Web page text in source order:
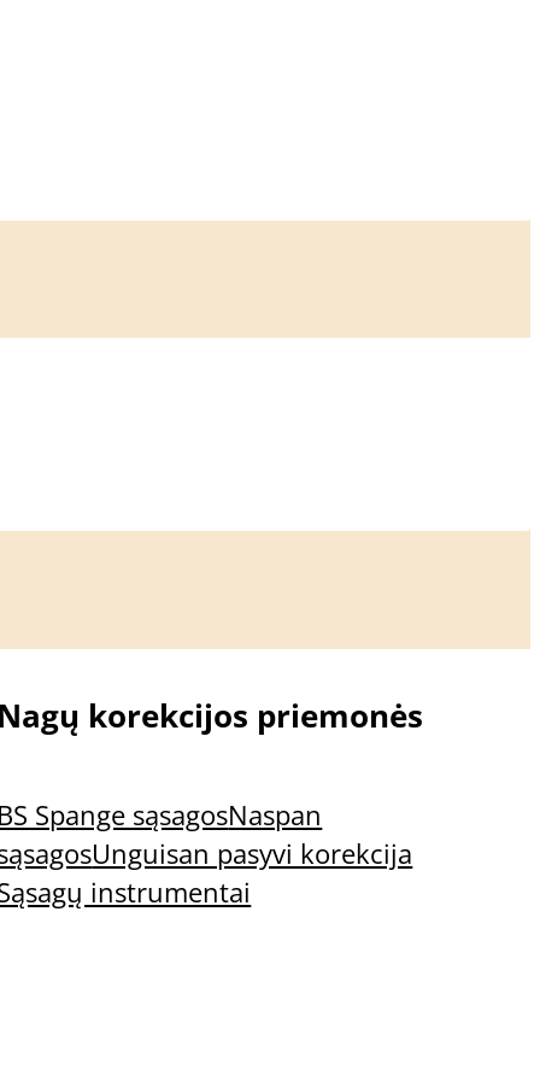
Nagų korekcijos priemonės
BS Spange sąsagosNaspan
Unguisan pasyvi korekcija
instrumentai